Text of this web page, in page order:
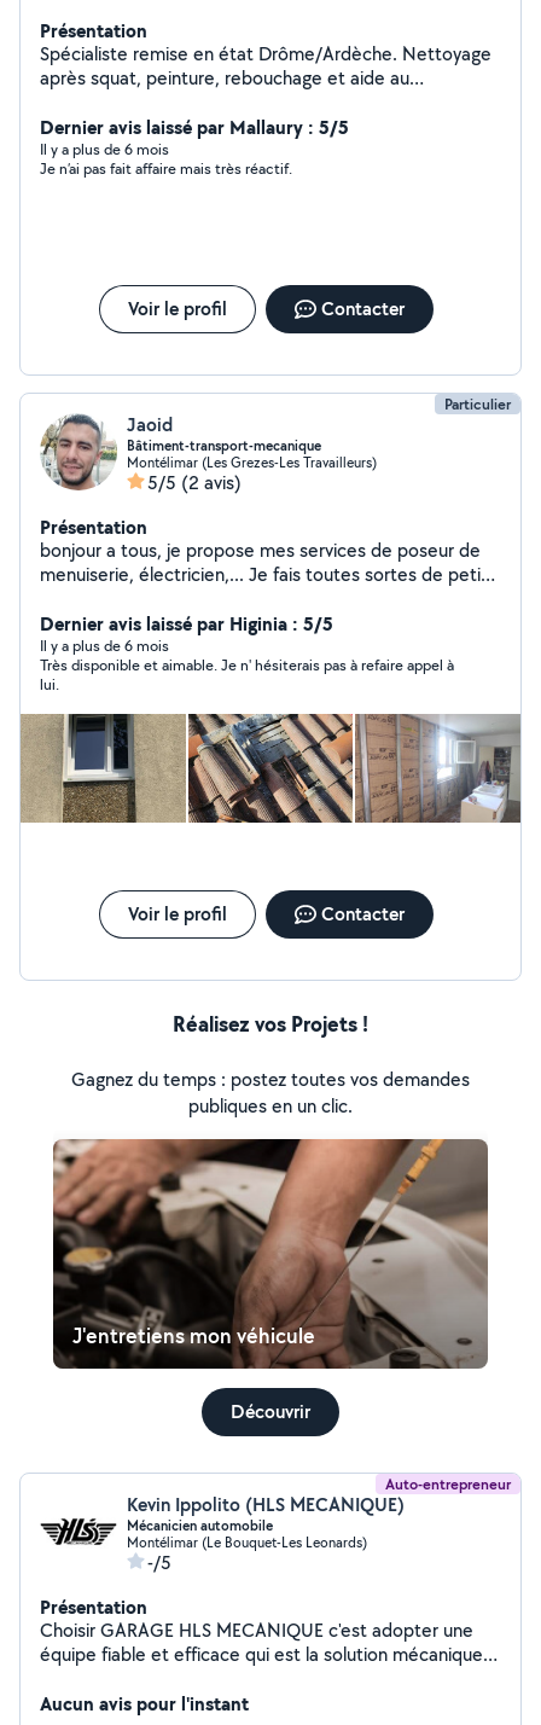
Présentation
Spécialiste remise en état Drôme/Ardèche. Nettoyage
après squat, peinture, rebouchage et aide au
Dernier avis laissé par Mallaury : 5/5
Il y a plus de 6 mois
Je n’ai pas fait affaire mais très réactif.
Voir le profil Contacter
Particulier
Jaoid
Bâtiment-transport-mecanique
Montélimar (Les Grezes-Les Travailleurs)
5/5 (2 avis)
Présentation
bonjour a tous, je propose mes services de poseur de
menuiserie, électricien,... Je fais toutes sortes de petits
notions en mécanique( plaquette, disque, changement
de pièces et vidange...)
Dernier avis laissé par Higinia : 5/5
Il y a plus de 6 mois
Très disponible et aimable. Je n' hésiterais pas à refaire appel à
lui.
Voir le profil Contacter
Réalisez vos Projets !
Gagnez du temps : postez toutes vos demandes
publiques en un clic.
J'entretiens mon véhicule
Découvrir
Auto-entrepreneur
Kevin Ippolito (HLS MECANIQUE)
Mécanicien automobile
Montélimar (Le Bouquet-Les Leonards)
-/5
Présentation
Choisir GARAGE HLS MECANIQUE c'est adopter une
équipe fiable et efficace qui est la solution mécanique
validé pour votre voiture. Réparateur de véhicules, nous
Aucun avis pour l'instant